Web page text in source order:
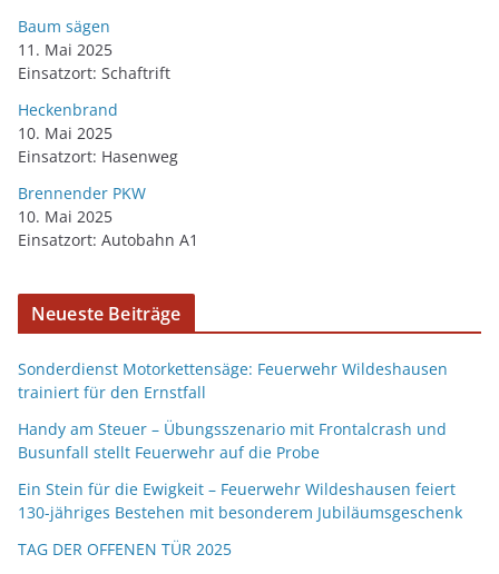
Baum sägen
11. Mai 2025
Einsatzort: Schaftrift
Heckenbrand
10. Mai 2025
Einsatzort: Hasenweg
Brennender PKW
10. Mai 2025
Einsatzort: Autobahn A1
Neueste Beiträge
Sonderdienst Motorkettensäge: Feuerwehr Wildeshausen
trainiert für den Ernstfall
Handy am Steuer – Übungsszenario mit Frontalcrash und
Busunfall stellt Feuerwehr auf die Probe
Ein Stein für die Ewigkeit – Feuerwehr Wildeshausen feiert
130-jähriges Bestehen mit besonderem Jubiläumsgeschenk
TAG DER OFFENEN TÜR 2025